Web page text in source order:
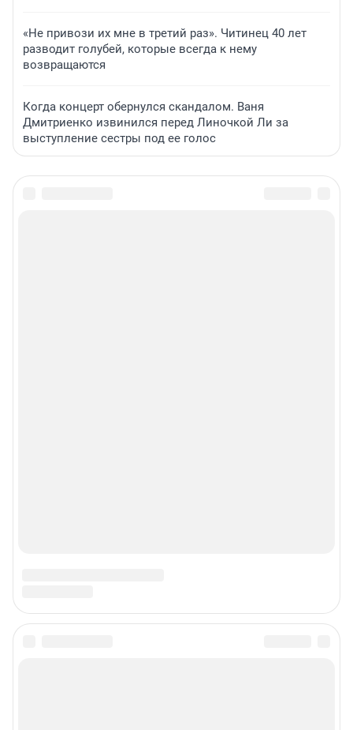
«Не привози их мне в третий раз». Читинец 40 лет
разводит голубей, которые всегда к нему
возвращаются
Когда концерт обернулся скандалом. Ваня
Дмитриенко извинился перед Линочкой Ли за
выступление сестры под ее голос